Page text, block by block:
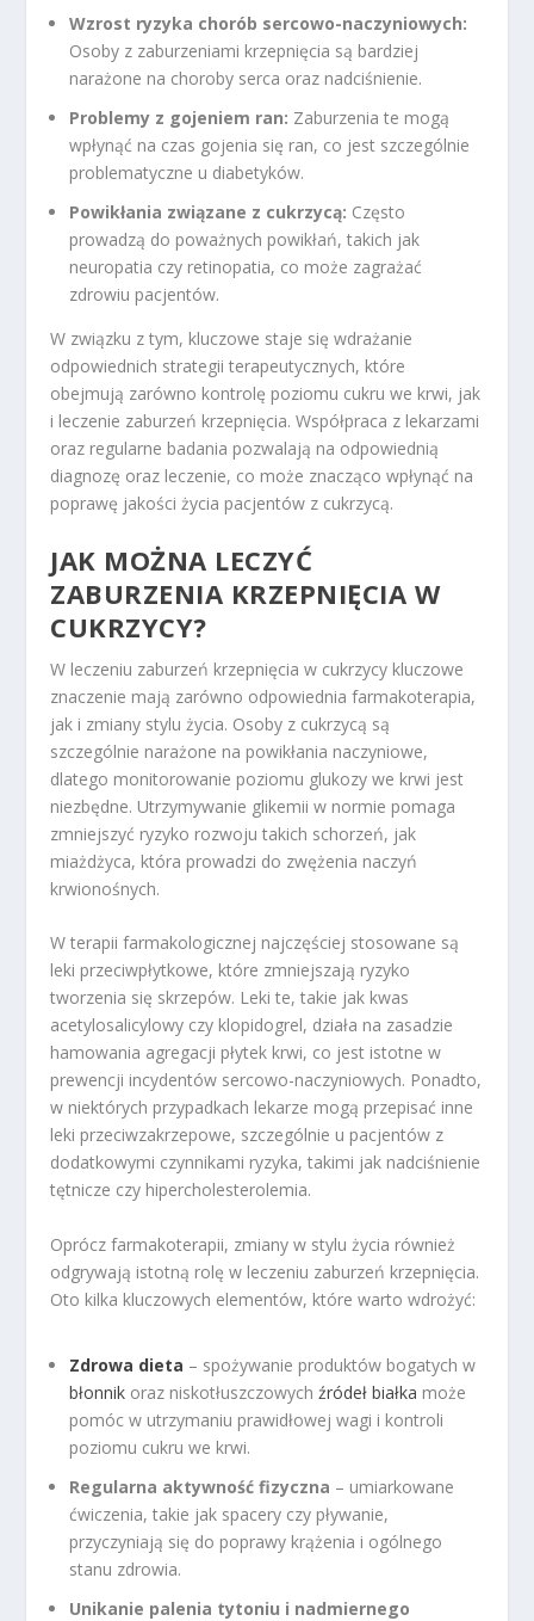
Wzrost ryzyka chorób sercowo-naczyniowych:
Osoby z zaburzeniami krzepnięcia są bardziej
narażone na choroby serca oraz nadciśnienie.
Problemy z gojeniem ran: Zaburzenia te mogą
wpłynąć na czas gojenia się ran, co jest szczególnie
problematyczne u diabetyków.
Powikłania związane z cukrzycą: Często
prowadzą do poważnych powikłań, takich jak
neuropatia czy retinopatia, co może zagrażać
zdrowiu pacjentów.
W związku z tym, kluczowe staje się wdrażanie
odpowiednich strategii terapeutycznych, które
obejmują zarówno kontrolę poziomu cukru we krwi, jak
i leczenie zaburzeń krzepnięcia. Współpraca z lekarzami
oraz regularne badania pozwalają na odpowiednią
diagnozę oraz leczenie, co może znacząco wpłynąć na
poprawę jakości życia pacjentów z cukrzycą.
JAK MOŻNA LECZYĆ
ZABURZENIA KRZEPNIĘCIA W
CUKRZYCY?
W leczeniu zaburzeń krzepnięcia w cukrzycy kluczowe
znaczenie mają zarówno odpowiednia farmakoterapia,
jak i zmiany stylu życia. Osoby z cukrzycą są
szczególnie narażone na powikłania naczyniowe,
dlatego monitorowanie poziomu glukozy we krwi jest
niezbędne. Utrzymywanie glikemii w normie pomaga
zmniejszyć ryzyko rozwoju takich schorzeń, jak
miażdżyca, która prowadzi do zwężenia naczyń
krwionośnych.
W terapii farmakologicznej najczęściej stosowane są
leki przeciwpłytkowe, które zmniejszają ryzyko
tworzenia się skrzepów. Leki te, takie jak kwas
acetylosalicylowy czy klopidogrel, działa na zasadzie
hamowania agregacji płytek krwi, co jest istotne w
prewencji incydentów sercowo-naczyniowych. Ponadto,
w niektórych przypadkach lekarze mogą przepisać inne
leki przeciwzakrzepowe, szczególnie u pacjentów z
dodatkowymi czynnikami ryzyka, takimi jak nadciśnienie
tętnicze czy hipercholesterolemia.
Oprócz farmakoterapii, zmiany w stylu życia również
odgrywają istotną rolę w leczeniu zaburzeń krzepnięcia.
Oto kilka kluczowych elementów, które warto wdrożyć:
Zdrowa dieta – spożywanie produktów bogatych w
błonnik oraz niskotłuszczowychźródeł białka może
pomóc w utrzymaniu prawidłowej wagi i kontroli
poziomu cukru we krwi.
Regularna aktywność fizyczna – umiarkowane
ćwiczenia, takie jak spacery czy pływanie,
przyczyniają się do poprawy krążenia i ogólnego
stanu zdrowia.
Unikanie palenia tytoniu i nadmiernego